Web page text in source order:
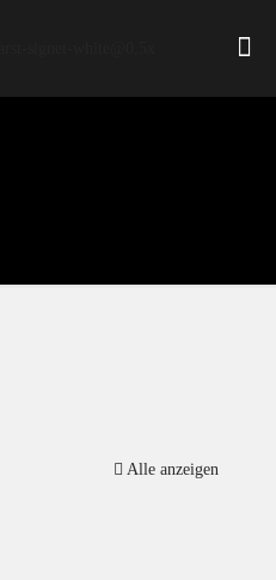
Alle anzeigen